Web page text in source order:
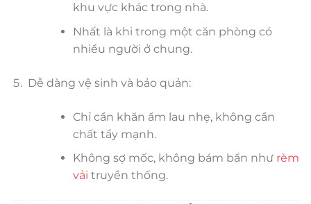
khu vực khác trong nhà.
Nhất là khi trong một căn phòng có
nhiều người ở chung.
Dễ dàng vệ sinh và bảo quản:
Chỉ cần khăn ẩm lau nhẹ, không cần
chất tẩy mạnh.
Không sợ mốc, không bám bẩn như rèm
vải truyền thống.